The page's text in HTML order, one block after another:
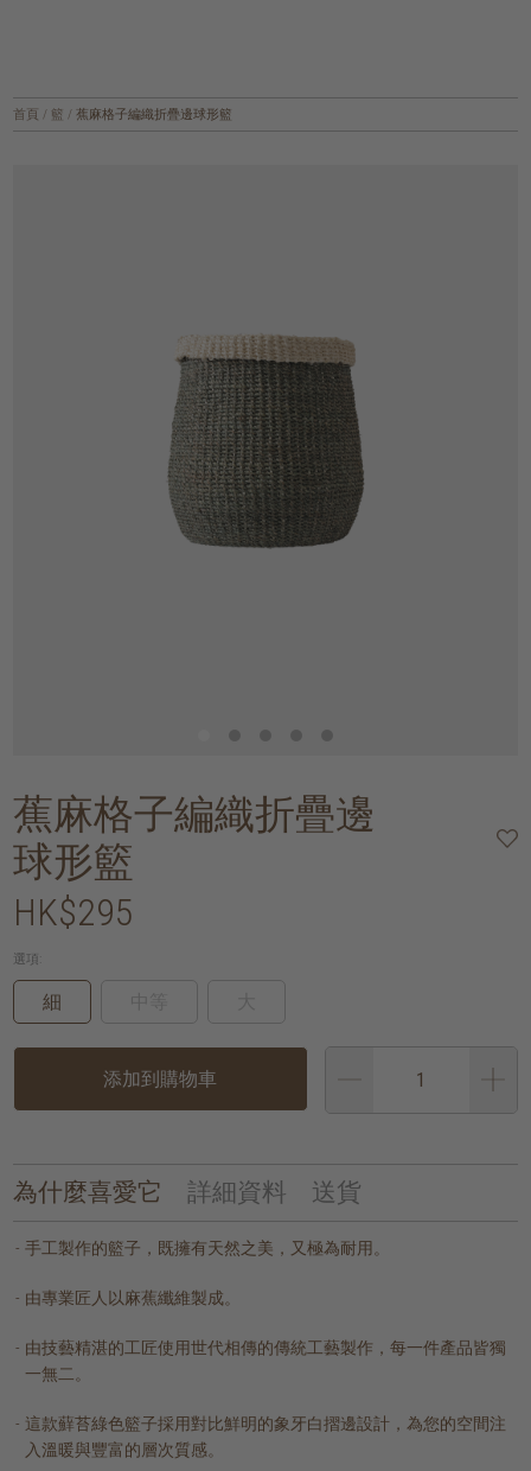
首頁 / 籃 / 蕉麻格子編織折疊邊球形籃
蕉麻格子編織折疊邊
球形籃
HK$295
選項:
細
添加到購物車
為什麼喜愛它 詳細資料 送貨
手工製作的籃子，既擁有天然之美，又極為耐用。
由專業匠人以麻蕉纖維製成。
由技藝精湛的工匠使用世代相傳的傳統工藝製作，每一件產品皆獨
一無二。
這款蘚苔綠色籃子採用對比鮮明的象牙白摺邊設計，為您的空間注
入溫暖與豐富的層次質感。